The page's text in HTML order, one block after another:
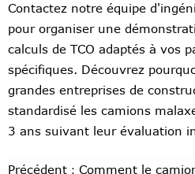
Contactez notre équipe
pour organiser une
calculs de TCO adaptés à vos
spécifiques. Découvrez
grandes entreprises de
standardisé les camions
3 ans suivant leur évaluation
Précédent： Comment le